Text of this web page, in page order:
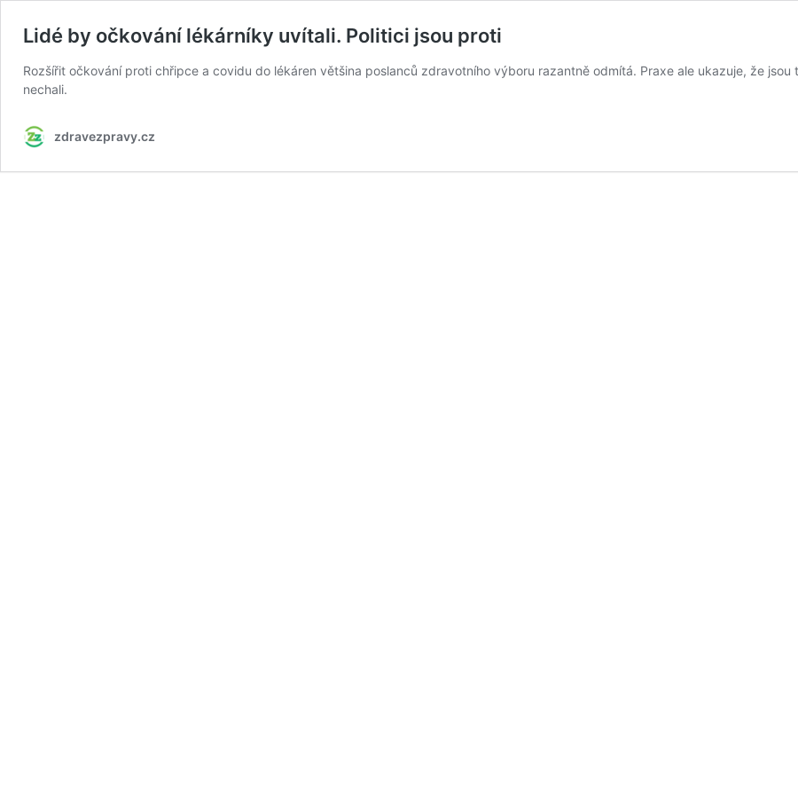
Lidé by očkování lékárníky uvítali. Politici jsou proti
Rozšířit očkování proti chřipce a covidu do lékáren většina poslanců zdravotního výboru razantně odmítá. Praxe ale ukazuje, že
nechali.
zdravezpravy.cz